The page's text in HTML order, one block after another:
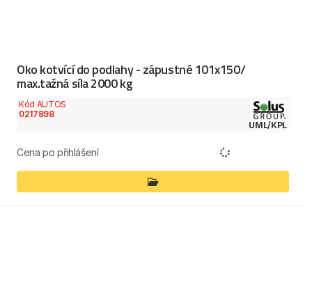
Oko kotvící do podlahy - zápustné 101x150/
max.tažná síla 2000 kg
Kód AUTOS
0217898
UML/KPL
Cena po přihlášení